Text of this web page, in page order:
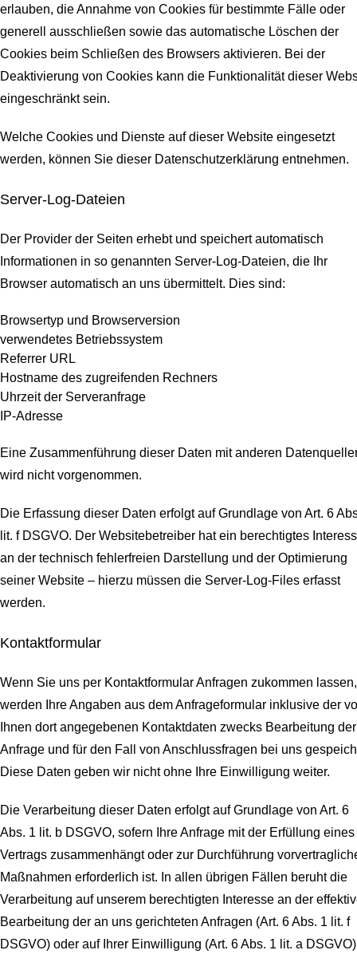
erlauben, die Annahme von Cookies für bestimmte Fälle oder
generell ausschließen sowie das automatische Löschen der
Cookies beim Schließen des Browsers aktivieren. Bei der
Deaktivierung von Cookies kann die Funktionalität dieser
eingeschränkt sein.
Welche Cookies und Dienste auf dieser Website eingesetzt
werden, können Sie dieser Datenschutzerklärung entnehmen.
Server-Log-Dateien
Der Provider der Seiten erhebt und speichert automatisch
Informationen in so genannten Server-Log-Dateien, die Ihr
Browser automatisch an uns übermittelt. Dies sind:
Browsertyp und Browserversion
verwendetes Betriebssystem
Referrer URL
Hostname des zugreifenden Rechners
Uhrzeit der Serveranfrage
IP-Adresse
Eine Zusammenführung dieser Daten mit anderen
wird nicht vorgenommen.
Die Erfassung dieser Daten erfolgt auf Grundlage von Art. 6
lit. f DSGVO. Der Websitebetreiber hat ein berechtigtes
an der technisch fehlerfreien Darstellung und der Optimierung
seiner Website – hierzu müssen die Server-Log-Files erfasst
werden.
Kontaktformular
Wenn Sie uns per Kontaktformular Anfragen zukommen lassen,
werden Ihre Angaben aus dem Anfrageformular inklusive der
Ihnen dort angegebenen Kontaktdaten zwecks Bearbeitung der
Anfrage und für den Fall von Anschlussfragen bei uns
Diese Daten geben wir nicht ohne Ihre Einwilligung weiter.
Die Verarbeitung dieser Daten erfolgt auf Grundlage von Art. 6
Abs. 1 lit. b DSGVO, sofern Ihre Anfrage mit der Erfüllung eines
Vertrags zusammenhängt oder zur Durchführung
Maßnahmen erforderlich ist. In allen übrigen Fällen beruht die
Verarbeitung auf unserem berechtigten Interesse an der
Bearbeitung der an uns gerichteten Anfragen (Art. 6 Abs. 1 lit. f
DSGVO) oder auf Ihrer Einwilligung (Art. 6 Abs. 1 lit. a DSGVO)